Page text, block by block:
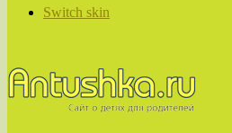
Switch skin